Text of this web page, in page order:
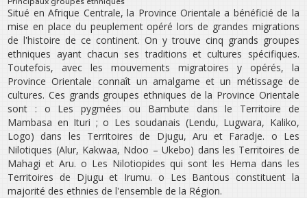
Situé en Afrique Centrale, la Province Orientale a bénéficié de la
mise en place du peuplement opéré lors de grandes migrations
de l‛histoire de ce continent. On y trouve cinq grands groupes
ethniques ayant chacun ses traditions et cultures spécifiques.
Toutefois, avec les mouvements migratoires y opérés, la
Province Orientale connaît un amalgame et un métissage de
cultures. Ces grands groupes ethniques de la Province Orientale
sont : o Les pygmées ou Bambute dans le Territoire de
Mambasa en Ituri ; o Les soudanais (Lendu, Lugwara, Kaliko,
Logo) dans les Territoires de Djugu, Aru et Faradje. o Les
Nilotiques (Alur, Kakwaa, Ndoo – Ukebo) dans les Territoires de
Mahagi et Aru. o Les Nilotiopides qui sont les Hema dans les
Territoires de Djugu et Irumu. o Les Bantous constituent la
majorité des ethnies de l‛ensemble de la Région.